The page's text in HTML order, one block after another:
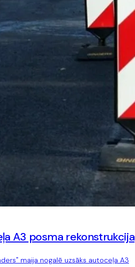
A3 posma rekonstrukcija
maija nogalē uzsāks autoceļa A3